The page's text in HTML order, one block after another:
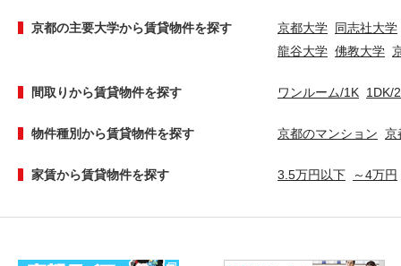
京都の主要大学から賃貸物件を探す 京都大学 同志社大学
龍谷大学 佛教大学
間取りから賃貸物件を探す ワンルーム/1K 1DK/
物件種別から賃貸物件を探す 京都のマンション 京
家賃から賃貸物件を探す 3.5万円以下 ～4万円